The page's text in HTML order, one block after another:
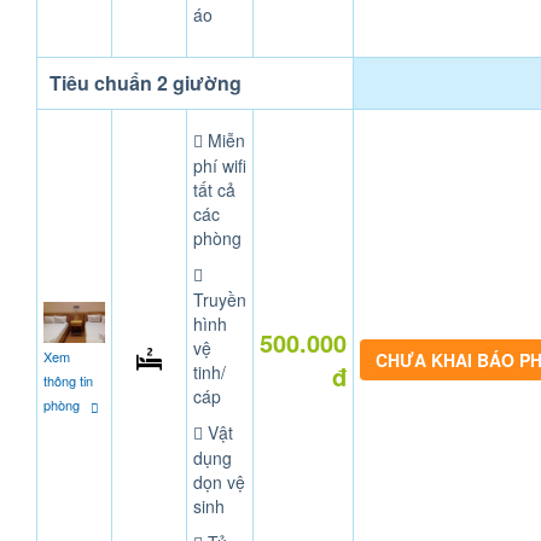
áo
Tiêu chuẩn 2 giường
Xem
thông tin
phòng
Miễn
phí wifi
tất cả
các
phòng
Truyền
hình
vệ
tinh/
cáp
Vật
dụng
dọn vệ
sinh
500.000
đ
CHƯA KHAI BÁO